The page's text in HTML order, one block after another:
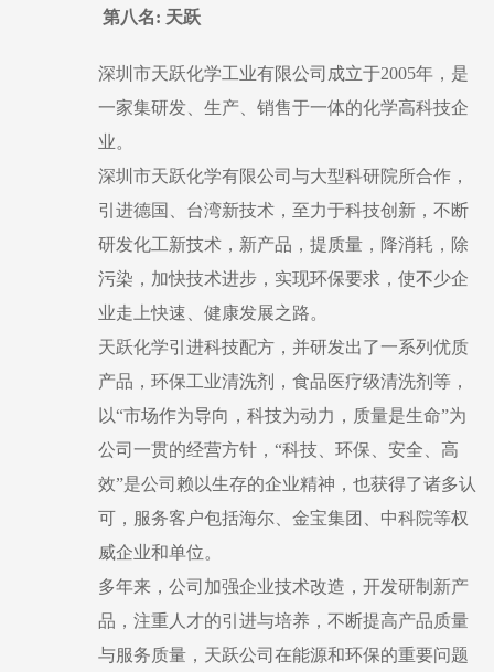
第八名: 天跃
深圳市天跃化学工业有限公司成立于2005年，是
一家集研发、生产、销售于一体的化学高科技企
业。
深圳市天跃化学有限公司与大型科研院所合作，
引进德国、台湾新技术，至力于科技创新，不断
研发化工新技术，新产品，提质量，降消耗，除
污染，加快技术进步，实现环保要求，使不少企
业走上快速、健康发展之路。
天跃化学引进科技配方，并研发出了一系列优质
产品，环保工业清洗剂，食品医疗级清洗剂等，
以“市场作为导向，科技为动力，质量是生命”为
公司一贯的经营方针，“科技、环保、安全、高
效”是公司赖以生存的企业精神，也获得了诸多认
可，服务客户包括海尔、金宝集团、中科院等权
威企业和单位。
多年来，公司加强企业技术改造，开发研制新产
品，注重人才的引进与培养，不断提高产品质量
与服务质量，天跃公司在能源和环保的重要问题